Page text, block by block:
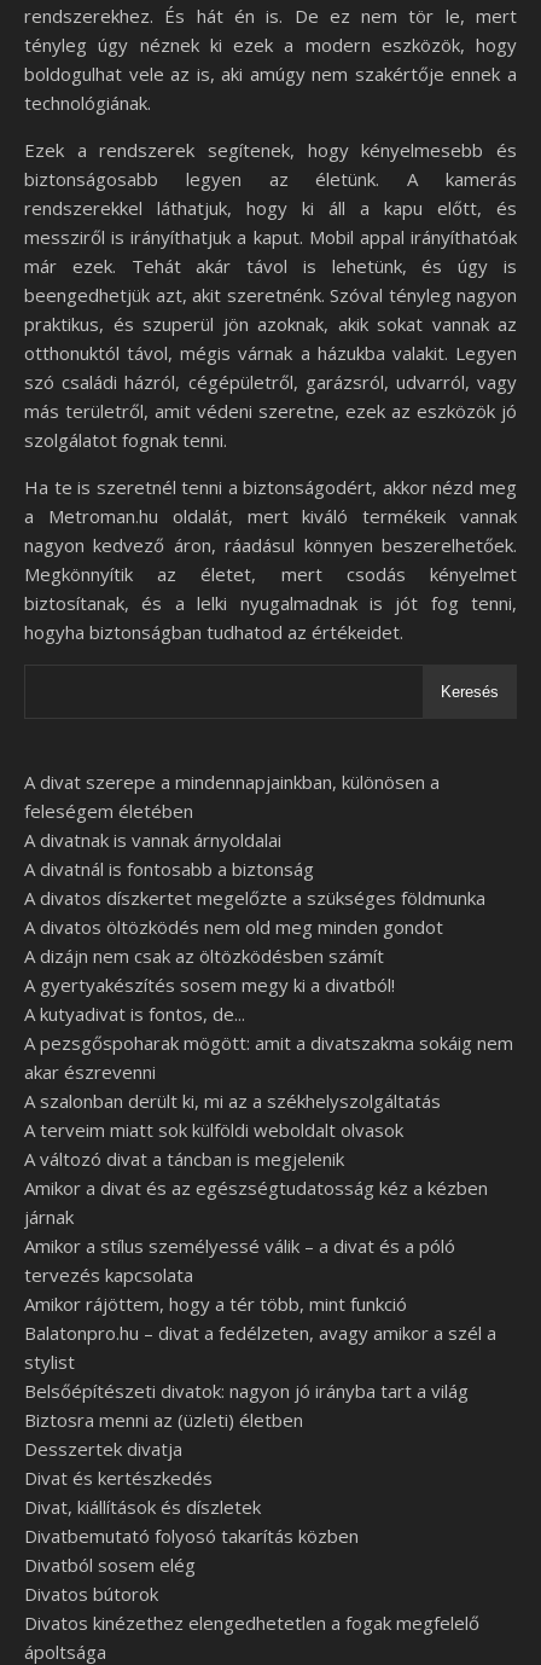
rendszerekhez. És hát én is. De ez nem tör le, mert
tényleg úgy néznek ki ezek a modern eszközök, hogy
boldogulhat vele az is, aki amúgy nem szakértője ennek a
technológiának.
Ezek a rendszerek segítenek, hogy kényelmesebb és
biztonságosabb legyen az életünk. A kamerás
rendszerekkel láthatjuk, hogy ki áll a kapu előtt, és
messziről is irányíthatjuk a kaput. Mobil appal irányíthatóak
már ezek. Tehát akár távol is lehetünk, és úgy is
beengedhetjük azt, akit szeretnénk. Szóval tényleg nagyon
praktikus, és szuperül jön azoknak, akik sokat vannak az
otthonuktól távol, mégis várnak a házukba valakit. Legyen
szó családi házról, cégépületről, garázsról, udvarról, vagy
más területről, amit védeni szeretne, ezek az eszközök jó
szolgálatot fognak tenni.
Ha te is szeretnél tenni a biztonságodért, akkor nézd meg
a Metroman.hu oldalát, mert kiváló termékeik vannak
nagyon kedvező áron, ráadásul könnyen beszerelhetőek.
Megkönnyítik az életet, mert csodás kényelmet
biztosítanak, és a lelki nyugalmadnak is jót fog tenni,
hogyha biztonságban tudhatod az értékeidet.
Keresés
A divat szerepe a mindennapjainkban, különösen a
feleségem életében
A divatnak is vannak árnyoldalai
A divatnál is fontosabb a biztonság
A divatos díszkertet megelőzte a szükséges földmunka
A divatos öltözködés nem old meg minden gondot
A dizájn nem csak az öltözködésben számít
A gyertyakészítés sosem megy ki a divatból!
A kutyadivat is fontos, de...
A pezsgőspoharak mögött: amit a divatszakma sokáig nem
akar észrevenni
A szalonban derült ki, mi az a székhelyszolgáltatás
A terveim miatt sok külföldi weboldalt olvasok
A változó divat a táncban is megjelenik
Amikor a divat és az egészségtudatosság kéz a kézben
járnak
Amikor a stílus személyessé válik – a divat és a póló
tervezés kapcsolata
Amikor rájöttem, hogy a tér több, mint funkció
Balatonpro.hu – divat a fedélzeten, avagy amikor a szél a
stylist
Belsőépítészeti divatok: nagyon jó irányba tart a világ
Biztosra menni az (üzleti) életben
Desszertek divatja
Divat és kertészkedés
Divat, kiállítások és díszletek
Divatbemutató folyosó takarítás közben
Divatból sosem elég
Divatos bútorok
Divatos kinézethez elengedhetetlen a fogak megfelelő
ápoltsága